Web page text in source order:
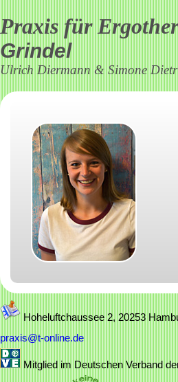
Praxis für
Grindel
Ulrich Diermann & Simone
Hoheluftchaussee 2, 20253
praxis@t-online.de
Mitglied im Deutschen Verband